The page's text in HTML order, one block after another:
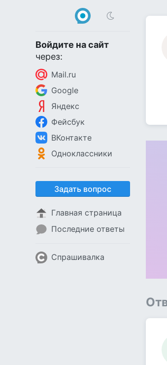
Войдите на сайт
через:
Mail.ru
Google
Яндекс
Фейсбук
ВКонтакте
Одноклассники
Задать вопрос
Главная страница
Последние ответы
Спрашивалка